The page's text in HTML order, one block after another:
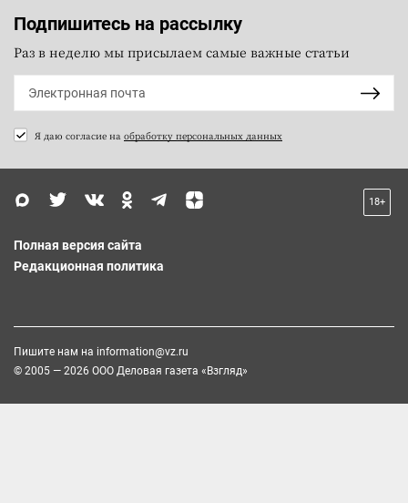
Подпишитесь на рассылку
Раз в неделю мы присылаем самые важные статьи
Я даю согласие на обработку персональных данных
18+
Полная версия сайта
Редакционная политика
Пишите нам на information@vz.ru
© 2005 — 2026 ООО Деловая газета «Взгляд»